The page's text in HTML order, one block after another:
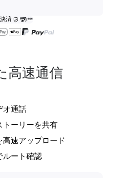
済
高速通信
オ通話
トーリーを共有
高速アップロード
ルート確認